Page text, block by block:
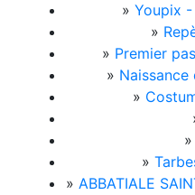
» Youpix
»
» Premier
»
»
»
»
» ABBATIALE